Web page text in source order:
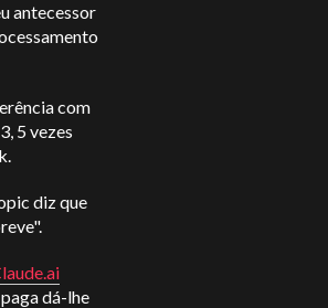
antecessor
com
5 vezes
diz que
.ai
dá-lhe